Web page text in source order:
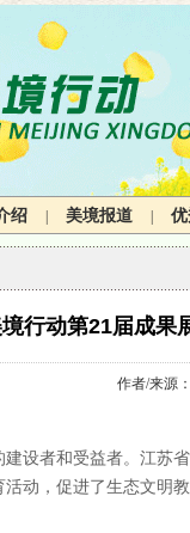
绍 美境报道
行动第21届成果
作者/来源
者和受益者。江苏
动，促进了生态文明